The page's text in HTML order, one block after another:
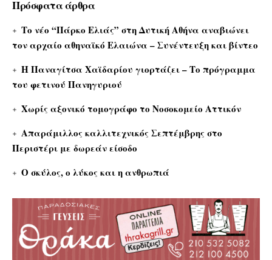
Πρόσφατα άρθρα
Το νέο “Πάρκο Ελιάς” στη Δυτική Αθήνα αναβιώνει
τον αρχαίο αθηναϊκό Ελαιώνα – Συνέντευξη και βίντεο
Η Παναγίτσα Χαϊδαρίου γιορτάζει – Το πρόγραμμα
του φετινού Πανηγυριού
Χωρίς αξονικό τομογράφο το Νοσοκομείο Αττικόν
Απαράμιλλος καλλιτεχνικός Σεπτέμβρης στο
Περιστέρι με δωρεάν είσοδο
Ο σκύλος, ο λύκος και η ανθρωπιά